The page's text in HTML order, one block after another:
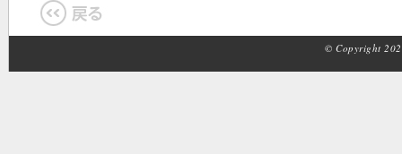
© Copyright